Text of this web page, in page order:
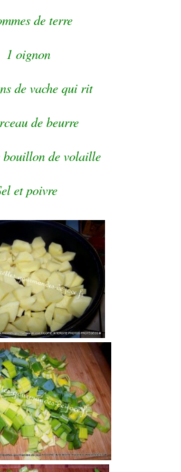
de terre
1 oignon
de vache qui rit
de beurre
bouillon de volaille
et poivre